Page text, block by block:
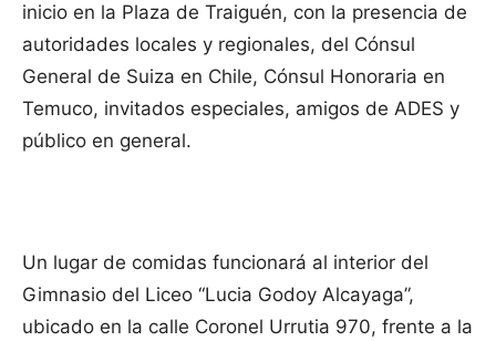
inicio en la Plaza de Traiguén, con la presencia de
autoridades locales y regionales, del Cónsul
General de Suiza en Chile, Cónsul Honoraria en
Temuco, invitados especiales, amigos de ADES y
público en general.
Un lugar de comidas funcionará al interior del
Gimnasio del Liceo “Lucia Godoy Alcayaga”,
ubicado en la calle Coronel Urrutia 970, frente a la